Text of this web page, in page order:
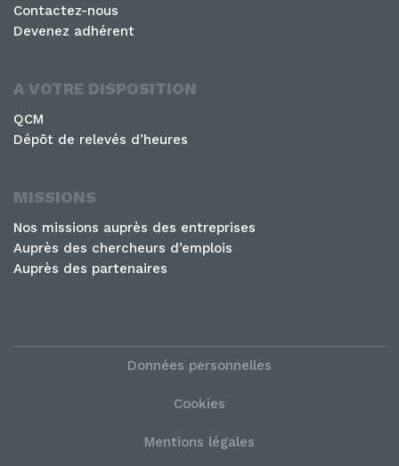
Contactez-nous
Devenez adhérent
A VOTRE DISPOSITION
QCM
Dépôt de relevés d’heures
MISSIONS
Nos missions auprès des entreprises
Auprès des chercheurs d’emplois
Auprès des partenaires
Données personnelles
Cookies
Mentions légales